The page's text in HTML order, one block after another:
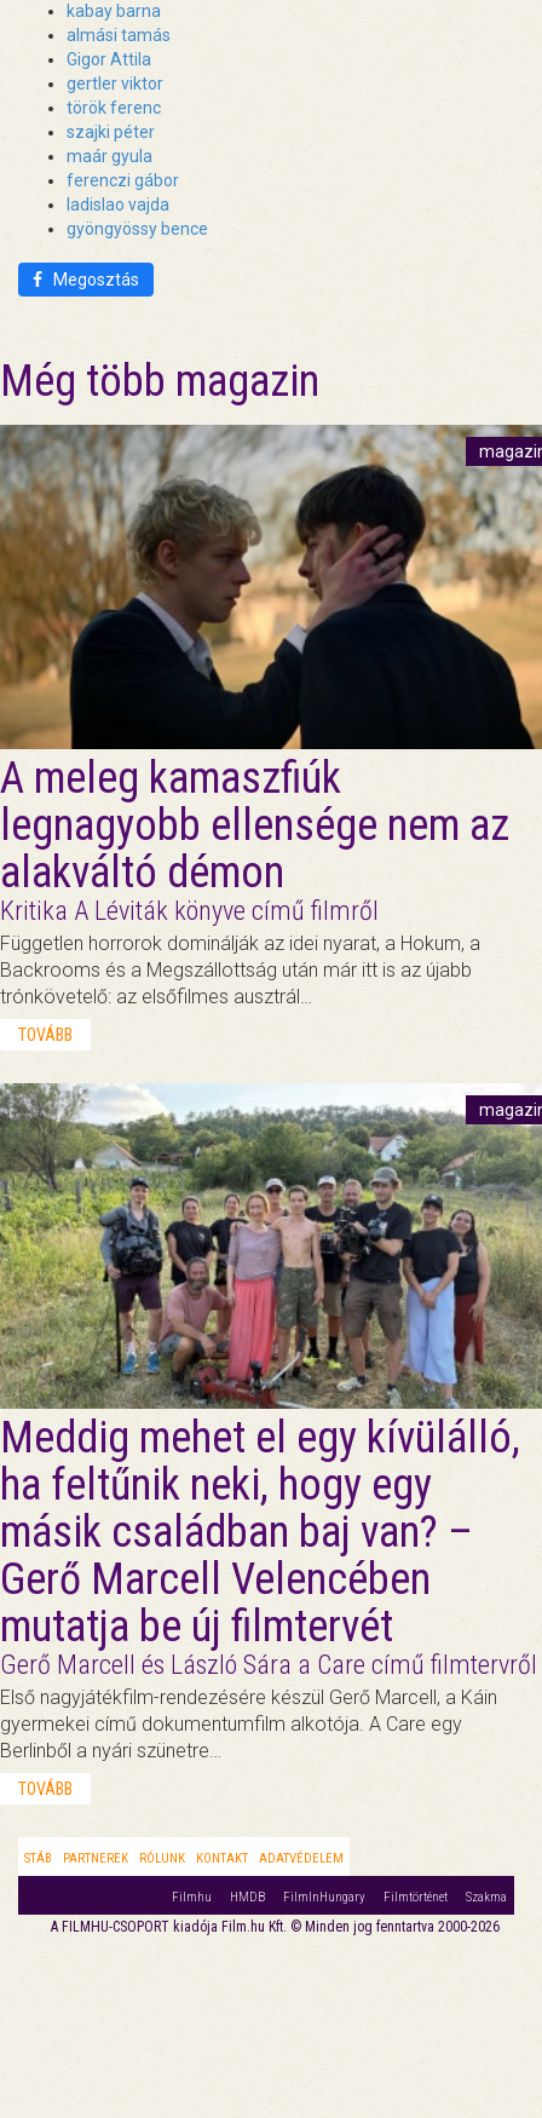
kabay barna
almási tamás
Gigor Attila
gertler viktor
török ferenc
szajki péter
maár gyula
ferenczi gábor
ladislao vajda
gyöngyössy bence
Megosztás
Még több magazin
A meleg kamaszfiúk
legnagyobb ellensége nem az
alakváltó démon
Kritika A Léviták könyve című filmről
Független horrorok dominálják az idei nyarat, a Hokum, a
Backrooms és a Megszállottság után már itt is az újabb
trónkövetelő: az elsőfilmes ausztrál…
TOVÁBB
Meddig mehet el egy kívülálló,
ha feltűnik neki, hogy egy
másik családban baj van? –
Gerő Marcell Velencében
mutatja be új filmtervét
Gerő Marcell és László Sára a Care című filmtervről
Első nagyjátékfilm-rendezésére készül Gerő Marcell, a Káin
gyermekei című dokumentumfilm alkotója. A Care egy
Berlinből a nyári szünetre…
TOVÁBB
STÁB PARTNEREK RÓLUNK KONTAKT ADATVÉDELEM
Filmhu HMDB FilmInHungary Filmtörténet Szakma
A FILMHU-CSOPORT kiadója Film.hu Kft. © Minden jog fenntartva 2000-2026